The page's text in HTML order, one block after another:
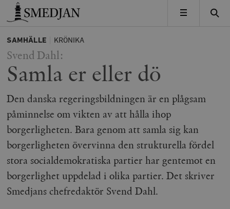
Timbro
MENY
SAMHÄLLE KRÖNIKA
Svend Dahl:
Samla er eller dö
Den danska regeringsbildningen är en plågsam
påminnelse om vikten av att hålla ihop
borgerligheten. Bara genom att samla sig kan
borgerligheten övervinna den strukturella fördel
stora socialdemokratiska partier har gentemot en
borgerlighet uppdelad i olika partier. Det skriver
Smedjans chefredaktör Svend Dahl.